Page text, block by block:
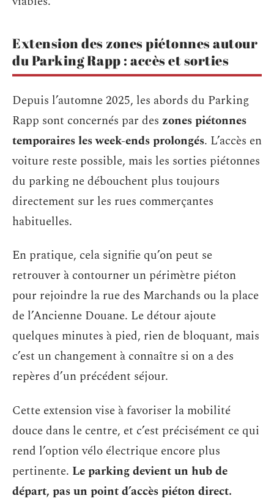
Extension des zones piétonnes autour
du Parking Rapp : accès et sorties
Depuis l’automne 2025, les abords du Parking
Rapp sont concernés par des zones piétonnes
temporaires les week-ends prolongés. L’accès en
voiture reste possible, mais les sorties piétonnes
du parking ne débouchent plus toujours
directement sur les rues commerçantes
habituelles.
En pratique, cela signifie qu’on peut se
retrouver à contourner un périmètre piéton
pour rejoindre la rue des Marchands ou la place
de l’Ancienne Douane. Le détour ajoute
quelques minutes à pied, rien de bloquant, mais
c’est un changement à connaître si on a des
repères d’un précédent séjour.
Cette extension vise à favoriser la mobilité
douce dans le centre, et c’est précisément ce qui
rend l’option vélo électrique encore plus
pertinente. Le parking devient un hub de
départ, pas un point d’accès piéton direct.